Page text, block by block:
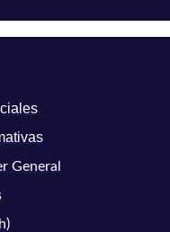
General